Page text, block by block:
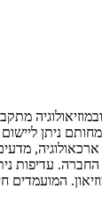
ניתן
ארכאולוגיה,
עדיפות
המועמדים